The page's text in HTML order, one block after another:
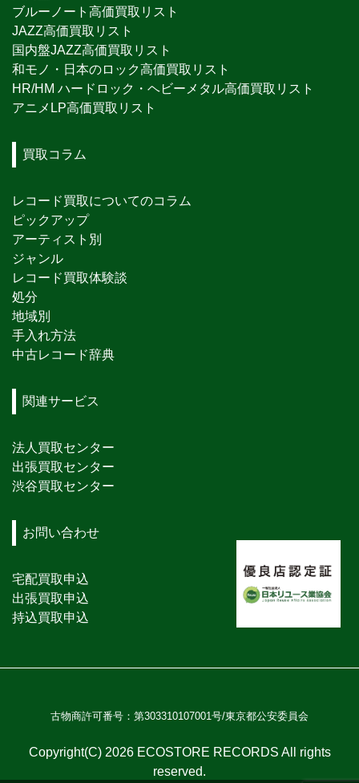
ブルーノート高価買取リスト
JAZZ高価買取リスト
国内盤JAZZ高価買取リスト
和モノ・日本のロック高価買取リスト
HR/HM ハードロック・ヘビーメタル高価買取リスト
アニメLP高価買取リスト
買取コラム
レコード買取についてのコラム
ピックアップ
アーティスト別
ジャンル
レコード買取体験談
処分
地域別
手入れ方法
中古レコード辞典
関連サービス
法人買取センター
出張買取センター
渋谷買取センター
お問い合わせ
宅配買取申込
出張買取申込
持込買取申込
古物商許可番号：第303310107001号/東京都公安委員会
Copyright(C) 2026 ECOSTORE RECORDS All rights
reserved.